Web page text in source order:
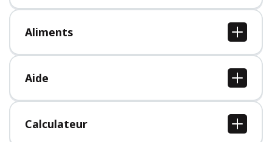
Tous les témoignages
Aliments
Tous les aliments
Aide
Centre d'aide
Calculateur